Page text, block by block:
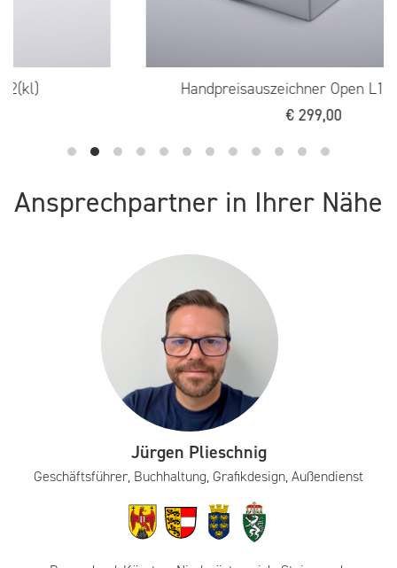
Handpreisauszeichner Open L11 (kl./gr.)
Ansprechpartner in Ihrer Nähe
Jürgen Plieschnig
Geschäftsführer, Buchhaltung, Grafikdesign, Außendienst